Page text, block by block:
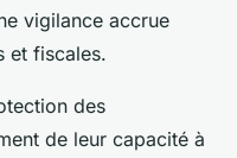
vigilance accrue
et fiscales.
des
de leur capacité à